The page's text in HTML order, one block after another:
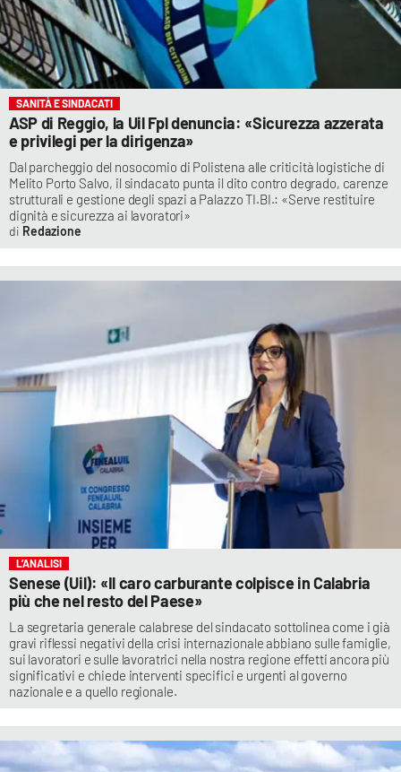
SANITÀ E SINDACATI
ASP di Reggio, la Uil Fpl denuncia: «Sicurezza azzerata
e privilegi per la dirigenza»
Dal parcheggio del nosocomio di Polistena alle criticità logistiche di
Melito Porto Salvo, il sindacato punta il dito contro degrado, carenze
strutturali e gestione degli spazi a Palazzo TI.BI.: «Serve restituire
dignità e sicurezza ai lavoratori»
Redazione
L’ANALISI
Senese (Uil): «Il caro carburante colpisce in Calabria
più che nel resto del Paese»
La segretaria generale calabrese del sindacato sottolinea come i già
gravi riflessi negativi della crisi internazionale abbiano sulle famiglie,
sui lavoratori e sulle lavoratrici nella nostra regione effetti ancora più
significativi e chiede interventi specifici e urgenti al governo
nazionale e a quello regionale.